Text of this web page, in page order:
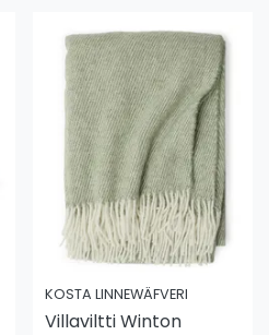
KOSTA LINNEWÄFVERI
Villaviltti Winton